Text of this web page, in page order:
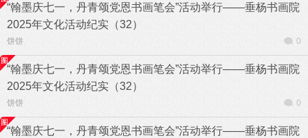
“翰墨庆七一，丹青颂党恩书画笔会”活动举行——垂杨书画院
2025年文化活动纪实（32）
饼饼 0
“翰墨庆七一，丹青颂党恩书画笔会”活动举行——垂杨书画院
2025年文化活动纪实（32）
饼饼 0
“翰墨庆七一，丹青颂党恩书画笔会”活动举行——垂杨书画院